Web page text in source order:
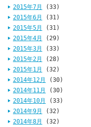
2015年7月
(33)
2015年6月
(31)
2015年5月
(31)
2015年4月
(29)
2015年3月
(33)
2015年2月
(28)
2015年1月
(32)
2014年12月
(30)
2014年11月
(30)
2014年10月
(33)
2014年9月
(32)
2014年8月
(32)